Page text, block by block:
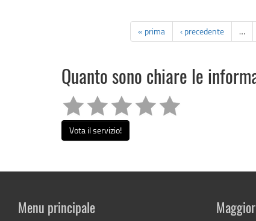
« prima ‹ precedente …
Quanto sono chiare le
Vota il servizio!
Menu principale